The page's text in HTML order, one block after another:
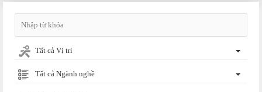
Tất cả Vị trí
Tất cả Ngành nghề